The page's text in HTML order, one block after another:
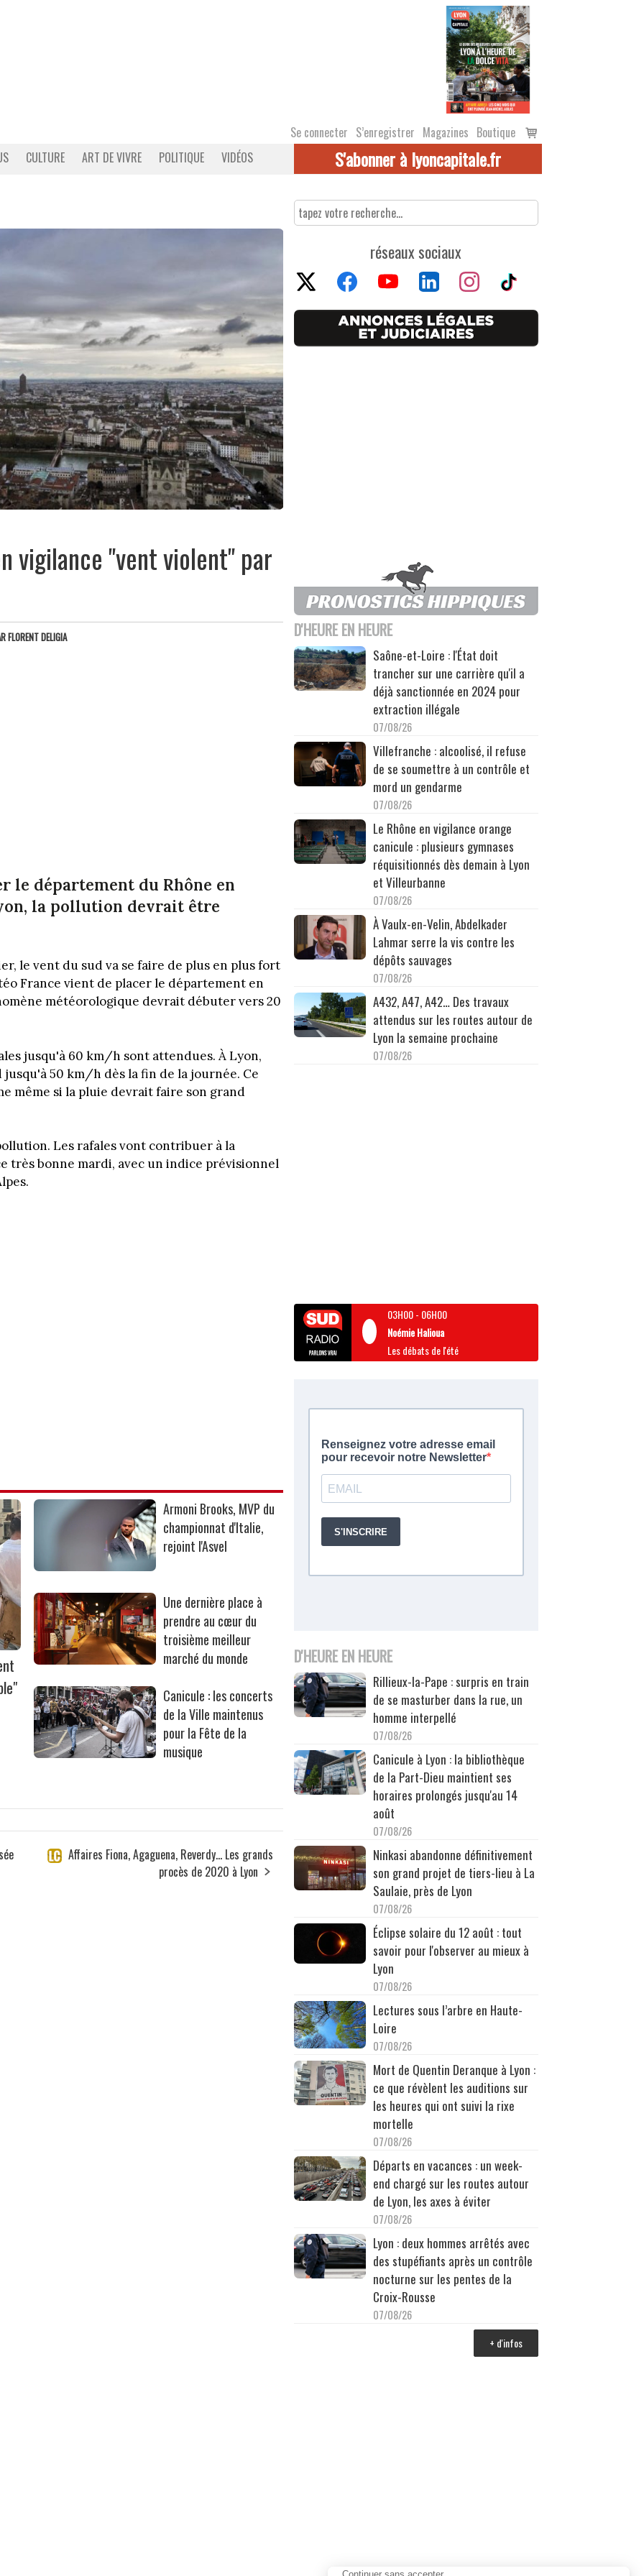
Se connecter S’enregistrer Magazines Boutique
Voir
le
CULTURE ART DE VIVRE POLITIQUE VIDÉOS S'abonner à lyoncapitale.fr
vigilance "vent violent" par
FLORENT DELIGIA
le département du Rhône en
la pollution devrait être
le vent du sud va se faire de plus en plus fort
France vient de placer le département en
météorologique devrait débuter vers 20
jusqu'à 60 km/h sont attendues. À Lyon,
50 km/h dès la fin de la journée. Ce
même si la pluie devrait faire son grand
Les rafales vont contribuer à la
très bonne mardi, avec un indice prévisionnel
Armoni Brooks, MVP du
championnat d'Italie,
rejoint l'Asvel
Une dernière place à
prendre au cœur du
troisième meilleur
marché du monde
Canicule : les concerts
de la Ville maintenus
pour la Fête de la
musique
Affaires Fiona, Agaguena, Reverdy... Les grands
procès de 2020 à Lyon
réseaux sociaux
D'HEURE EN HEURE
Saône-et-Loire : l'État doit
trancher sur une carrière qu'il a
déjà sanctionnée en 2024 pour
extraction illégale
07/08/26
Villefranche : alcoolisé, il refuse
de se soumettre à un contrôle et
mord un gendarme
07/08/26
Le Rhône en vigilance orange
canicule : plusieurs gymnases
réquisitionnés dès demain à Lyon
et Villeurbanne
07/08/26
À Vaulx-en-Velin, Abdelkader
Lahmar serre la vis contre les
dépôts sauvages
07/08/26
A432, A47, A42… Des travaux
attendus sur les routes autour de
Lyon la semaine prochaine
07/08/26
03H00- 06H00
Noémie Halioua
Les débats de l'été
D'HEURE EN HEURE
Rillieux-la-Pape : surpris en train
de se masturber dans la rue, un
homme interpellé
07/08/26
Canicule à Lyon : la bibliothèque
de la Part-Dieu maintient ses
horaires prolongés jusqu'au 14
août
07/08/26
Ninkasi abandonne définitivement
son grand projet de tiers-lieu à La
Saulaie, près de Lyon
07/08/26
Éclipse solaire du 12 août : tout
savoir pour l'observer au mieux à
Lyon
07/08/26
Lectures sous l’arbre en Haute-
Loire
07/08/26
Mort de Quentin Deranque à Lyon :
ce que révèlent les auditions sur
les heures qui ont suivi la rixe
mortelle
07/08/26
Départs en vacances : un week-
end chargé sur les routes autour
de Lyon, les axes à éviter
07/08/26
Lyon : deux hommes arrêtés avec
des stupéfiants après un contrôle
nocturne sur les pentes de la
Croix-Rousse
07/08/26
+ d'infos